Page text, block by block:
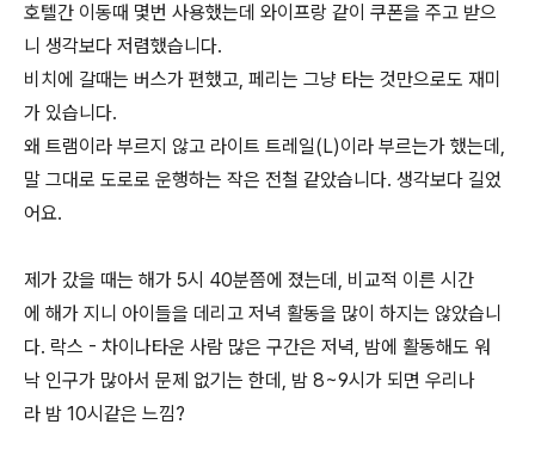
호텔간 이동때 몇번 사용했는데 와이프랑 같이 쿠폰을 주고 받으
니 생각보다 저렴했습니다.
비치에 갈때는 버스가 편했고, 페리는 그냥 타는 것만으로도 재미
가 있습니다.
왜 트램이라 부르지 않고 라이트 트레일(L)이라 부르는가 했는데,
말 그대로 도로로 운행하는 작은 전철 같았습니다. 생각보다 길었
어요.
제가 갔을 때는 해가 5시 40분쯤에 졌는데, 비교적 이른 시간
에 해가 지니 아이들을 데리고 저녁 활동을 많이 하지는 않았습니
다. 락스 - 차이나타운 사람 많은 구간은 저녁, 밤에 활동해도 워
낙 인구가 많아서 문제 없기는 한데, 밤 8~9시가 되면 우리나
라 밤 10시같은 느낌?